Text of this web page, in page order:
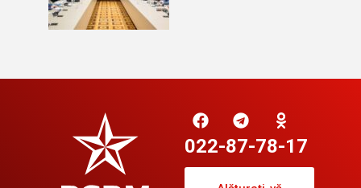
022-87-78-17